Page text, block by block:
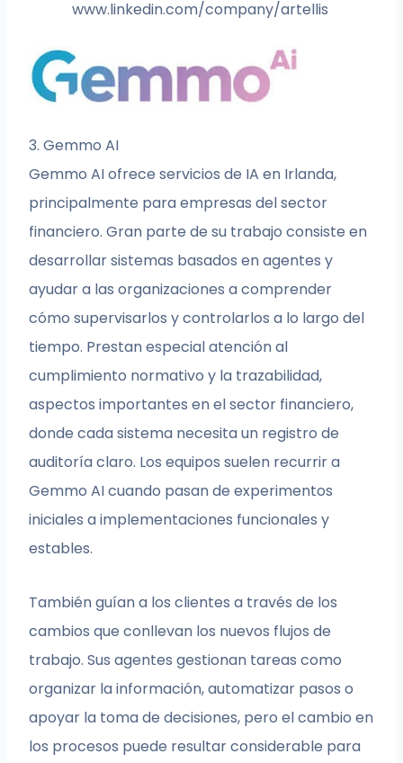
www.linkedin.com/company/artellis
3. Gemmo AI
Gemmo AI ofrece servicios de IA en Irlanda,
principalmente para empresas del sector
financiero. Gran parte de su trabajo consiste en
desarrollar sistemas basados en agentes y
ayudar a las organizaciones a comprender
cómo supervisarlos y controlarlos a lo largo del
tiempo. Prestan especial atención al
cumplimiento normativo y la trazabilidad,
aspectos importantes en el sector financiero,
donde cada sistema necesita un registro de
auditoría claro. Los equipos suelen recurrir a
Gemmo AI cuando pasan de experimentos
iniciales a implementaciones funcionales y
estables.
También guían a los clientes a través de los
cambios que conllevan los nuevos flujos de
trabajo. Sus agentes gestionan tareas como
organizar la información, automatizar pasos o
apoyar la toma de decisiones, pero el cambio en
los procesos puede resultar considerable para